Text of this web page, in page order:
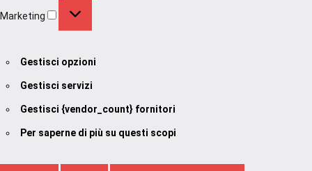
Marketing
Gestisci opzioni
Gestisci servizi
Gestisci {vendor_count} fornitori
Per saperne di più su questi scopi